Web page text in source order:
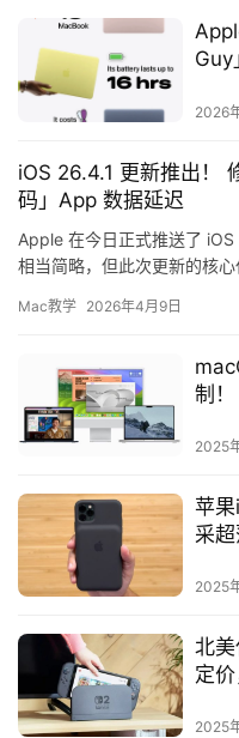
Guy
2026
iOS 26.4.1 更新推出！
码」App 数据延迟
Apple 在今日正式推送了
相当简略，但此次更新的核
Mac教学 2026年4月9日
制
2025
苹果
采
2025
北
定
2025